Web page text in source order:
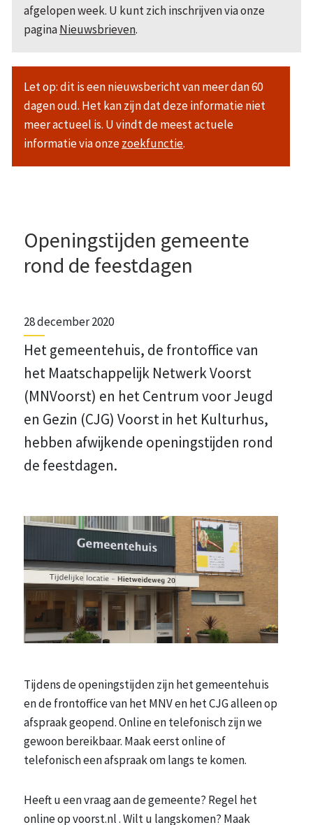
afgelopen week. U kunt zich inschrijven via onze
paginaNieuwsbrieven.
Let op: dit is een nieuwsbericht van meer dan 60
dagen oud. Het kan zijn dat deze informatie niet
meer actueel is. U vindt de meest actuele
informatie via onzezoekfunctie.
Openingstijden gemeente
rond de feestdagen
28 december 2020
Het gemeentehuis, de frontoffice van
het Maatschappelijk Netwerk Voorst
(MNVoorst) en het Centrum voor Jeugd
en Gezin (CJG) Voorst in het Kulturhus,
hebben afwijkende openingstijden rond
de feestdagen.
Tijdens de openingstijden zijn het gemeentehuis
en de frontoffice van het MNV en het CJG alleen op
afspraak geopend. Online en telefonisch zijn we
gewoon bereikbaar. Maak eerst online of
telefonisch een afspraak om langs te komen.
Heeft u een vraag aan de gemeente? Regel het
online op voorst.nl . Wilt u langskomen? Maak